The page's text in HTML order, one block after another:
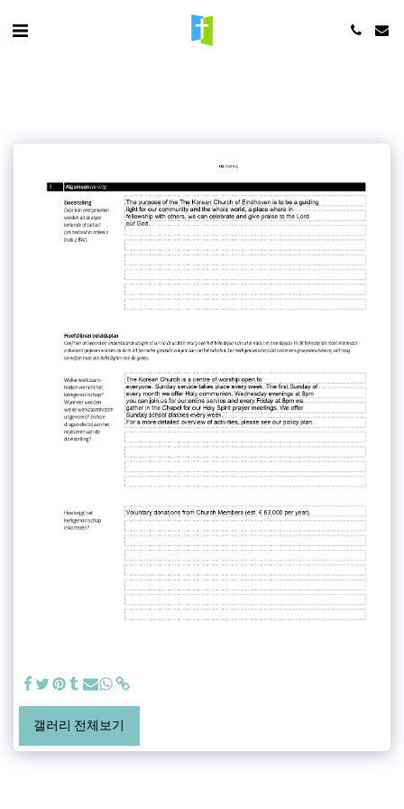
갤러리 전체보기